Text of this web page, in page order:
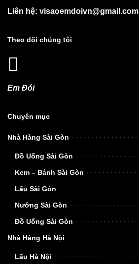
Liên hệ: visaoemdoivn@gmail.com
Theo dõi chúng tôi
Em Đói
Chuyên mục
Nhà Hàng Sài Gòn
Đồ Uống Sài Gòn
Kem – Bánh Sài Gòn
Lẩu Sài Gòn
Nướng Sài Gòn
Đồ Uống Sài Gòn
Nhà Hàng Hà Nội
Lẩu Hà Nội